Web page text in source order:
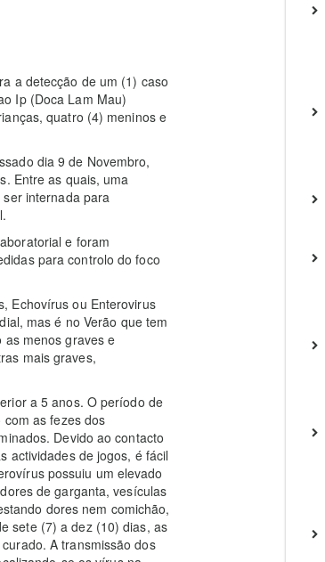
a detecção de um (1) caso
Ip (Doca Lam Mau)
quatro (4) meninos e
dia 9 de Novembro,
Entre as quais, uma
internada para
e foram
para controlo do foco
Echovírus ou Enterovirus
mas é no Verão que tem
as menos graves e
mais graves,
a 5 anos. O período de
as fezes dos
Devido ao contacto
actividades de jogos, é fácil
possuiu um elevado
de garganta, vesículas
dores nem comichão,
sete (7) a dez (10) dias, as
A transmissão dos